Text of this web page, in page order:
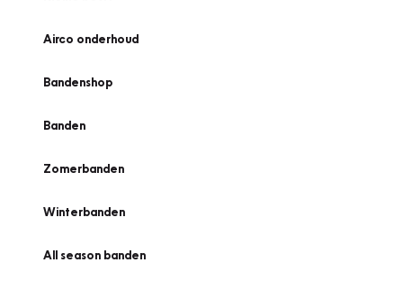
Airco onderhoud
Bandenshop
Banden
Zomerbanden
Winterbanden
All season banden